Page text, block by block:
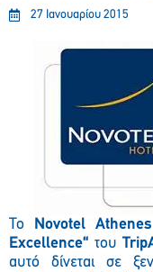
27 Ιανουαρίου 2015
Το Νοvotel Athenes
Excellence“ του
αυτό δίνεται σε